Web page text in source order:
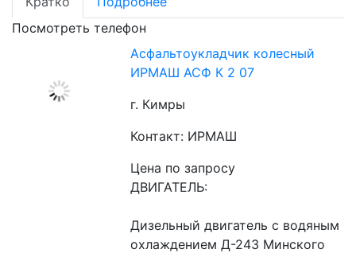
Посмотреть телефон
Асфальтоукладчик колесный
ИРМАШ АСФ К 2 07
г. Кимры
Контакт: ИРМАШ
Цена по запросу
ДВИГАТЕЛЬ:
Дизельный двигатель с водяным
охлаждением Д-243 Минского